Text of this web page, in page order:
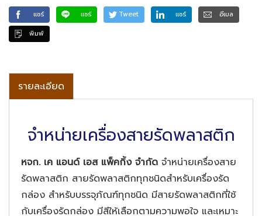
แชร์ แชร์ Tweet แชร์
อีเมล
พิมพ์
รายละเอียด
จำหน่ายเครื่องสายรัดพลาสติก
​หจก. เค แอนด์ เอส แพ็คกิ้ง จำกัด จำหน่ายเครื่องสาย
รัดพลาสติก สายรัดพลาสติกทุกชนิดสำหรับเครื่องรัด
กล่อง สำหรับบรรจุภัณฑ์ทุกชนิด มีสายรัดพลาสติกที่ใช้
กับเครื่องรัดกล่อง มีสีให้เลือกตามความพอใจ และเหมาะ